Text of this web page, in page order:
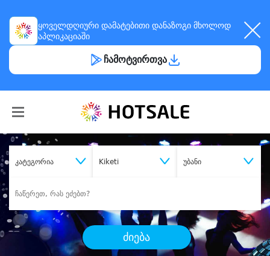
ყოველდღიური დამატებითი დანაზოგი მხოლოდ
აპლიკაციაში
ჩამოტვირთვა
კატეგორია Kiketi უბანი
ძიება